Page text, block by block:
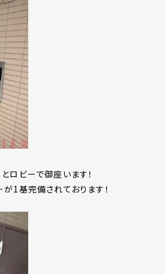
ロビーで御座います！
1基完備されております！